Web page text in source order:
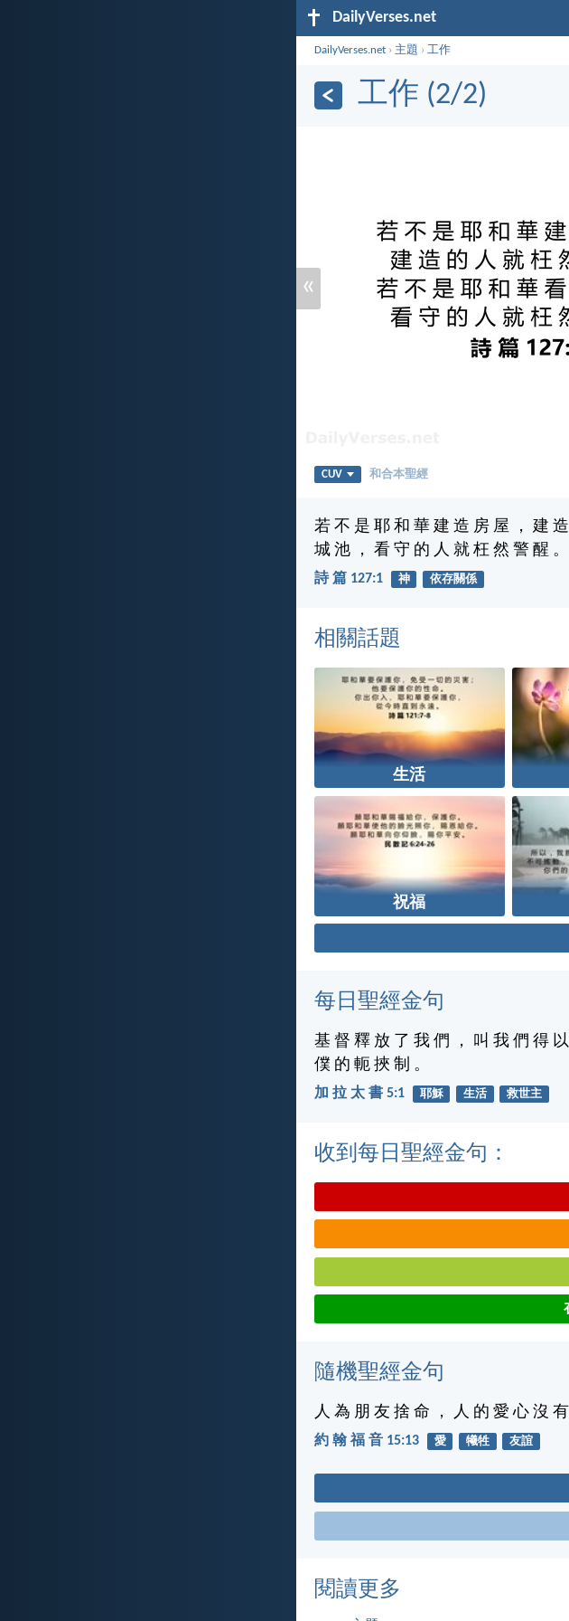
DailyVerses.net
DailyVerses.net › 主題 ›工作
工作 (2/2)
«
CUV 和合本聖經
若 不 是 耶 和 華 建 造 房 屋 ， 建
城 池 ， 看 守 的 人 就 枉 然 警 醒 。
詩 篇 127:1 神 依存關係
相關話題
生活
祝福
每日聖經金句
基 督 釋 放 了 我 們 ， 叫 我 們 得
僕 的 軛 挾 制 。
加 拉 太 書 5:1 耶穌 生活 救世主
收到每日聖經金句：
隨機聖經金句
人 為 朋 友 捨 命 ， 人 的 愛 心 沒
約 翰 福 音 15:13 愛 犧牲 友誼
閱讀更多